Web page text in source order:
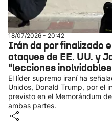
18/07/2026 - 20:42
Irán da por finalizado
ataques de EE. UU. y
“lecciones
El líder supremo iraní ha
Unidos, Donald Trump, por el
previsto en el Memorándum
ambas partes.